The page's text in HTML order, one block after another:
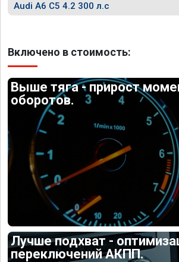
Audi A6 C5 4.2 300 л.с
Включено в стоимость:
Выше тяга - прирост
оборотов.
Лучше подхват -
переключений АКПП.